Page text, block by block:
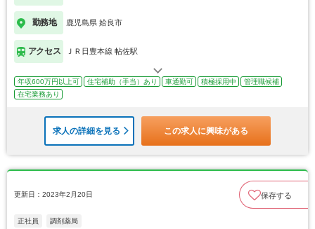
勤務地 鹿児島県 姶良市
アクセス ＪＲ日豊本線 帖佐駅
年収600万円以上可 住宅補助（手当）あり 車通勤可 積極採用中
管理職候補
在宅業務あり
求人の詳細を見る この求人に興味がある
更新日：2023年2月20日 保存する
正社員 調剤薬局